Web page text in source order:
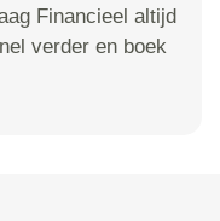
Financieel altijd
verder en boek